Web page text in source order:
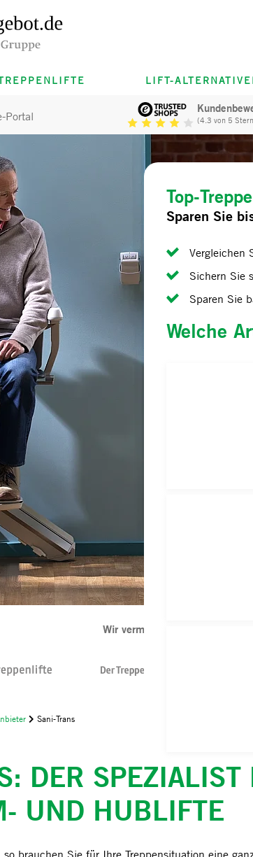
LIFT-
Portal (4.3 von 5
Top-
Sparen Sie
Vergleichen
Sichern Sie
Sparen Sie
Welche
Wir vermitteln Angebote
Sani-Trans
DER SPEZIALIST
UND HUBLIFTE
brauchen Sie für Ihre Treppensituation eine